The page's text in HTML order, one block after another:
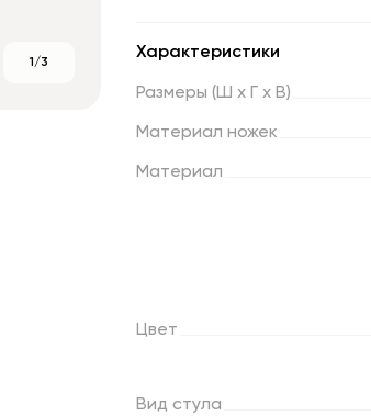
1/3
Характеристики
Размеры (Ш х Г х В)
Материал ножек
Материал
Цвет
Вид стула